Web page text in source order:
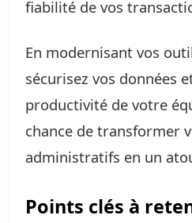
fiabilité de vos
En modernisant vos
sécurisez vos données
productivité de votre
chance de transformer
administratifs en un
Points clés à